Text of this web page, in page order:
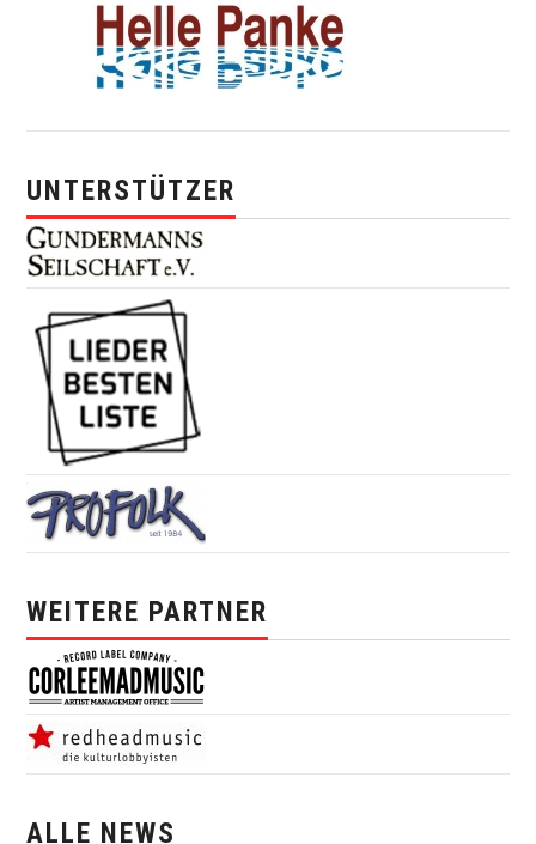
UNTERSTÜTZER
WEITERE PARTNER
ALLE NEWS